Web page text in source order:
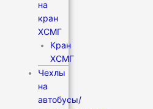
на
кран
XCMГ
Кран
XCMГ
Чехлы
на
автобусы/